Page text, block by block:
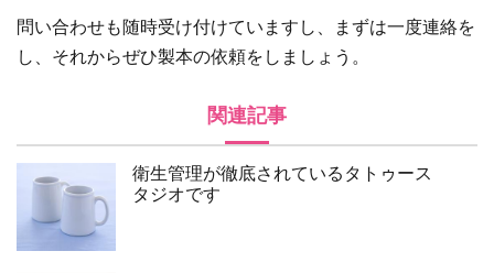
問い合わせも随時受け付けていますし、まずは一度連絡を
し、それからぜひ製本の依頼をしましょう。
関連記事
衛生管理が徹底されているタトゥース
タジオです